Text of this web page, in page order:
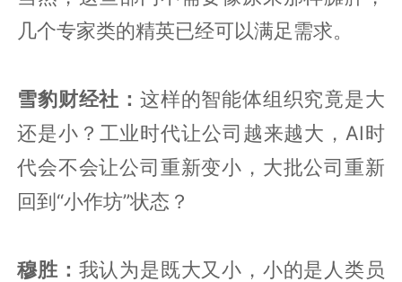
几个专家类的精英已经可以满足需求。
雪豹财经社： 这样的智能体组织究竟是大
还是小？工业时代让公司越来越大，AI时
代会不会让公司重新变小，大批公司重新
回到“小作坊”状态？
穆胜： 我认为是既大又小，小的是人类员